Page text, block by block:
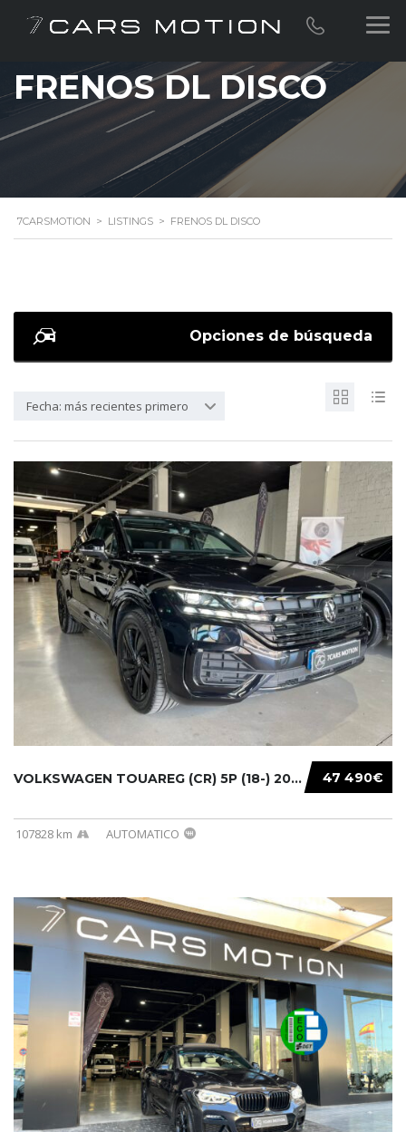
FRENOS DL DISCO
7CARSMOTION > LISTINGS > FRENOS DL DISCO
Opciones de búsqueda
Fecha: más recientes primero
47 490€
VOLKSWAGEN TOUAREG (CR) 5P (18-) 2021...
107828 km AUTOMATICO